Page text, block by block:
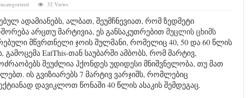
32 Views
ადამიანებს, ალბათ, შეუმჩნევიათ, რომ ზედმეტი
არცთუ მარტივია, ეს განსაკუთრებით მუცლის ცხიმს
მწვრთნელი ჯოის შულმანი, რომელიც 40, 50 და 60 წლის
გამოცემა EatThis-თან საუბარში ამბობს, რომ მარტივ,
შეუძლია ჰქონდეს უდიდესი მნიშვნელობა, თუ მათ
ის გვიზიარებს 7 მარტივ ვარჯიშს, რომლებიც
დავიკლოთ წონაში 40 წლის ასაკის შემდეგაც.